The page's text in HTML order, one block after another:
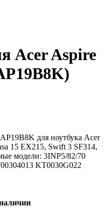
Acer Aspire
для ноутбука Acer
15 EX215, Swift 3 SF314,
модели: 3INP5/82/70
KT0030G022